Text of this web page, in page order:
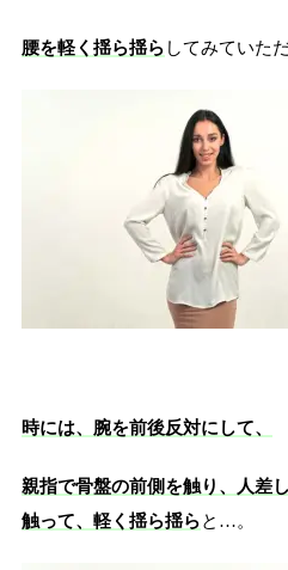
腰を軽く揺ら揺ら してみていた
時には、腕を前後反対にして、
親指で骨盤の前側を触り、人差
触って、軽く揺ら揺らと…。